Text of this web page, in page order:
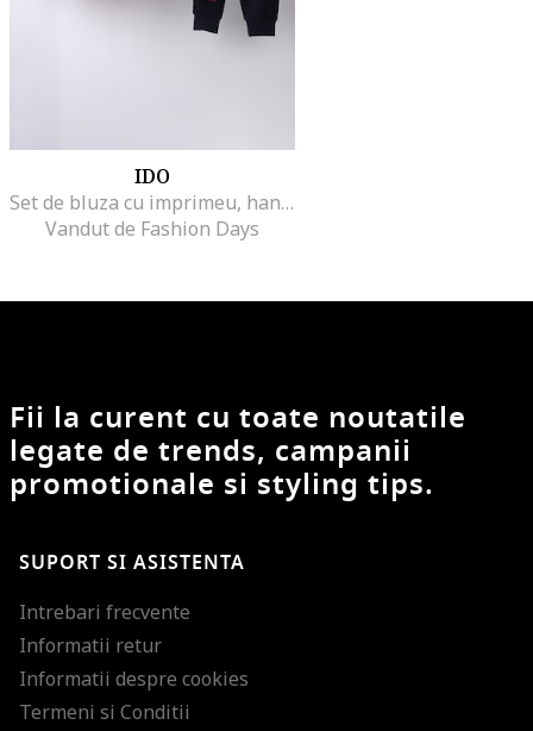
IDO
Set de bluza cu imprimeu, hanorac si pantaloni de trening - 3 piese, Rosu/Alb/Bleumarin
Vandut de Fashion Days
Fii la curent cu toate noutatile
legate de trends, campanii
promotionale si styling tips.
SUPORT SI ASISTENTA
Intrebari frecvente
Informatii retur
Informatii despre cookies
Termeni si Conditii